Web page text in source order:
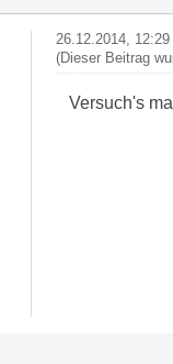
26.12.2014, 12:29
(Dieser Beitrag
Versuch's